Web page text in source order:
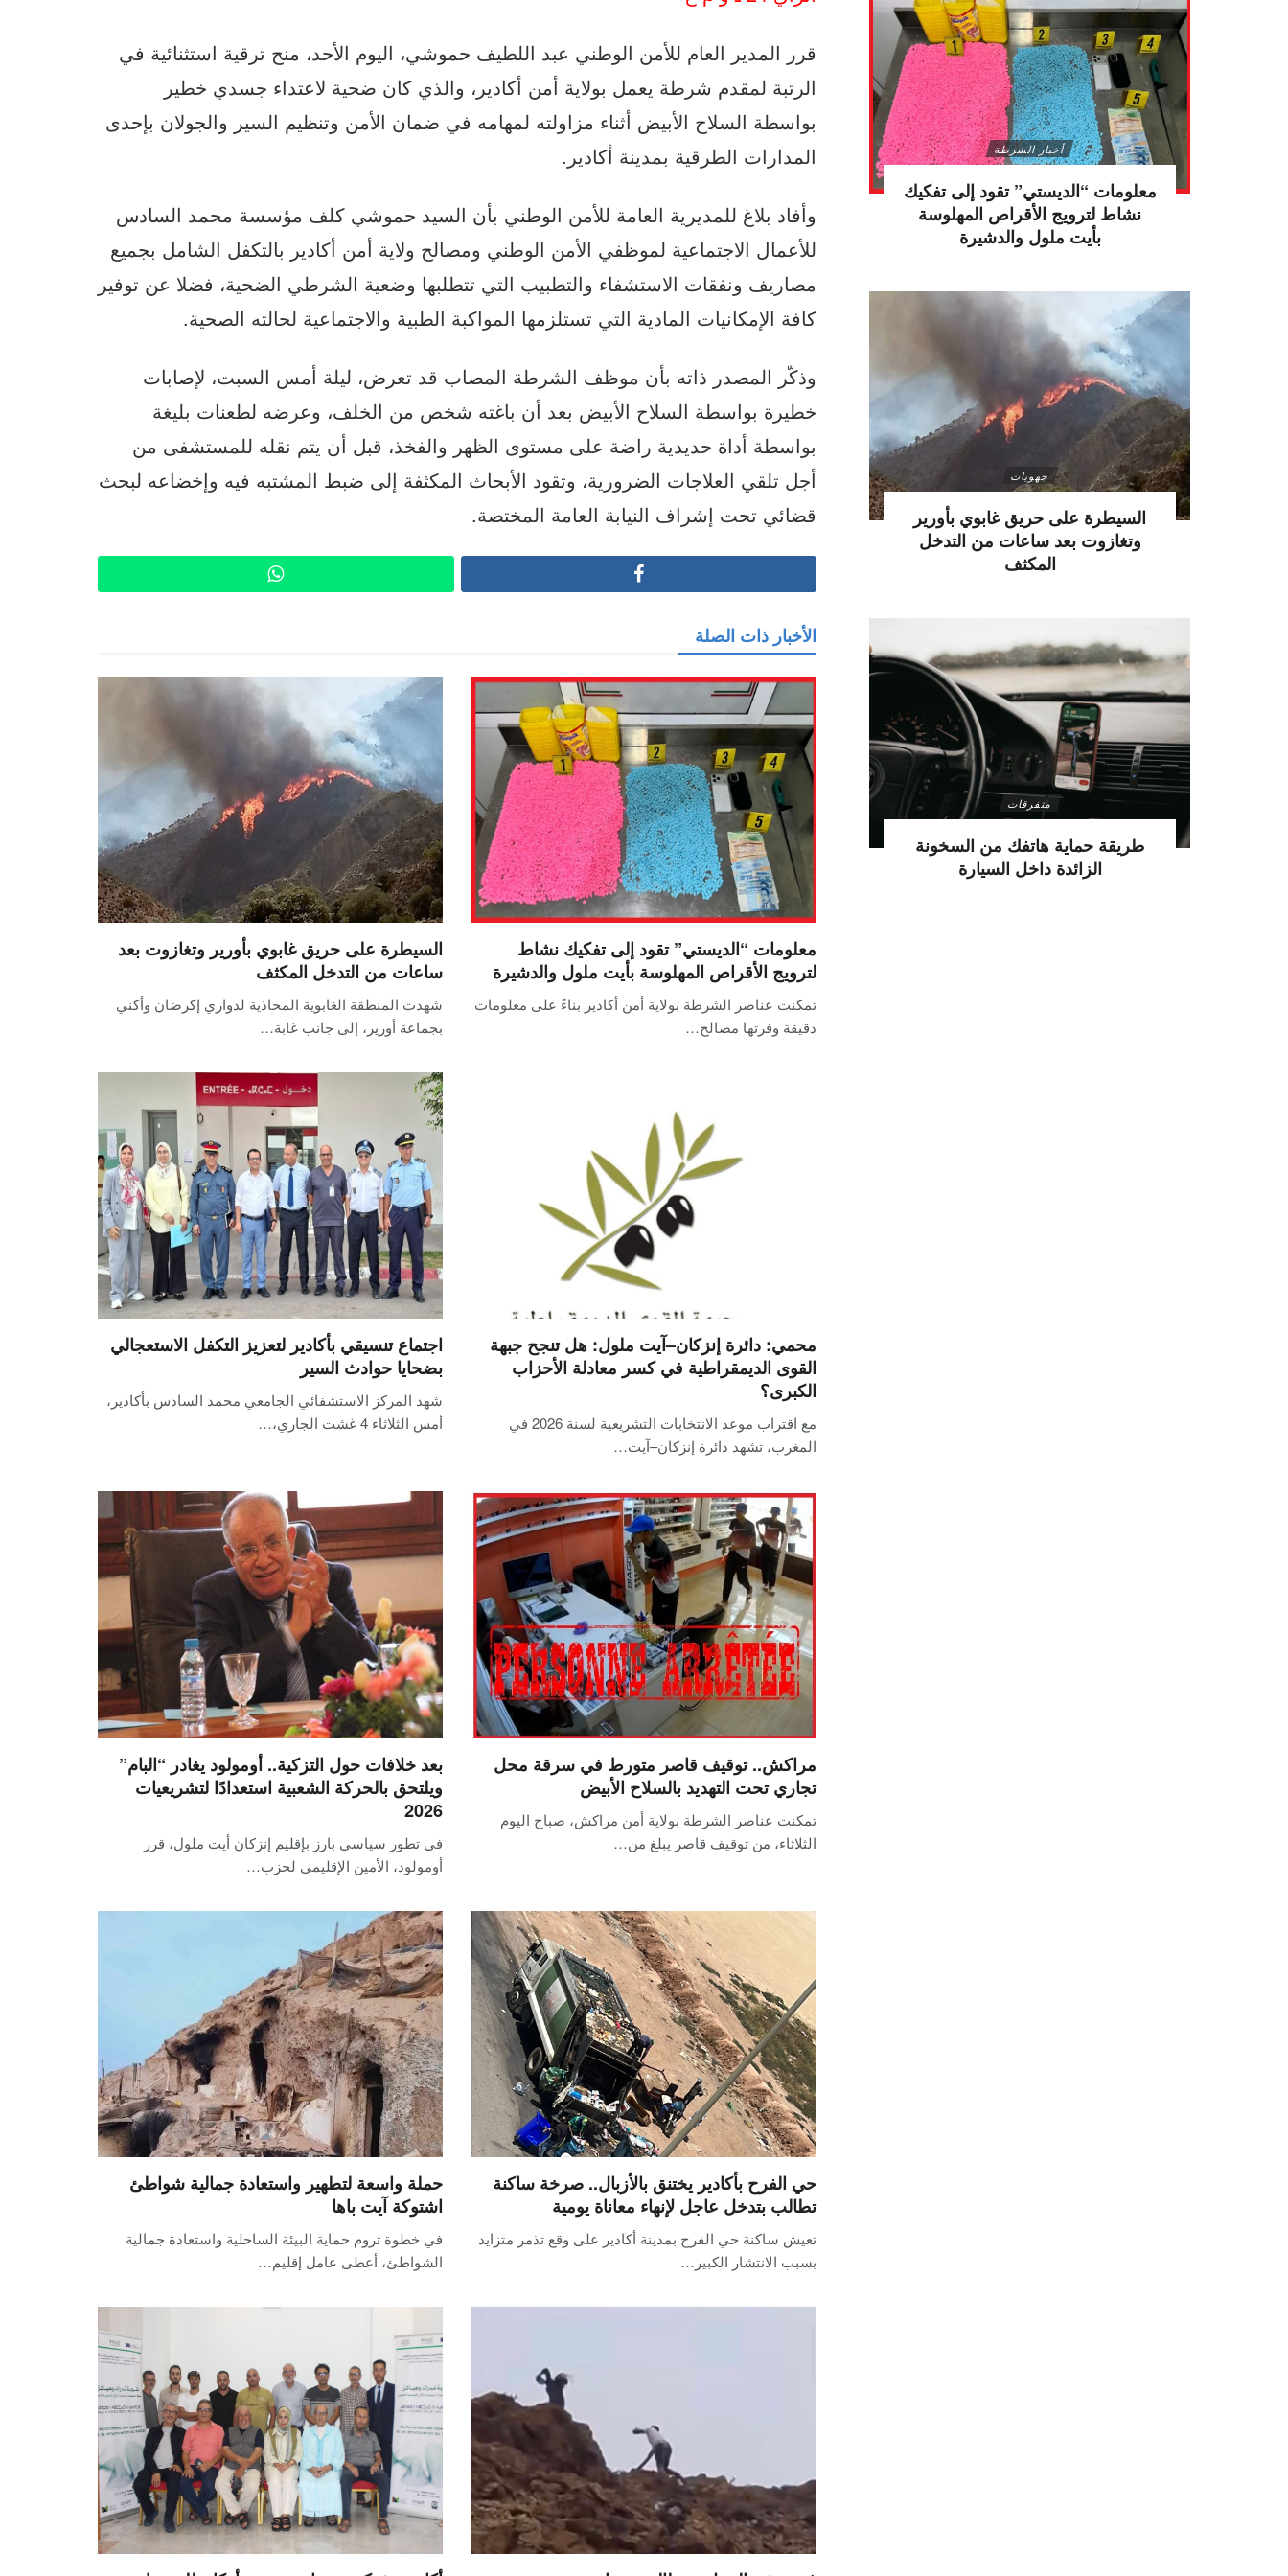
قرر المدير العام للأمن الوطني عبد اللطيف حموشي، اليوم الأحد، منح ترقية استثنائية في
الرتبة لمقدم شرطة يعمل بولاية أمن أكادير، والذي كان ضحية لاعتداء جسدي خطير
بواسطة السلاح الأبيض أثناء مزاولته لمهامه في ضمان الأمن وتنظيم السير والجولان بإحدى
المدارات الطرقية بمدينة أكادير.
وأفاد بلاغ للمديرية العامة للأمن الوطني بأن السيد حموشي كلف مؤسسة محمد السادس
للأعمال الاجتماعية لموظفي الأمن الوطني ومصالح ولاية أمن أكادير بالتكفل الشامل بجميع
مصاريف ونفقات الاستشفاء والتطبيب التي تتطلبها وضعية الشرطي الضحية، فضلا عن توفير
كافة الإمكانيات المادية التي تستلزمها المواكبة الطبية والاجتماعية لحالته الصحية.
وذكّر المصدر ذاته بأن موظف الشرطة المصاب قد تعرض، ليلة أمس السبت، لإصابات
خطيرة بواسطة السلاح الأبيض بعد أن باغته شخص من الخلف، وعرضه لطعنات بليغة
بواسطة أداة حديدية راضة على مستوى الظهر والفخذ، قبل أن يتم نقله للمستشفى من
أجل تلقي العلاجات الضرورية، وتقود الأبحاث المكثفة إلى ضبط المشتبه فيه وإخضاعه لبحث
قضائي تحت إشراف النيابة العامة المختصة.
الأخبار ذات الصلة
معلومات “الديستي” تقود إلى تفكيك نشاط
لترويج الأقراص المهلوسة بأيت ملول والدشيرة
تمكنت عناصر الشرطة بولاية أمن أكادير بناءً على معلومات
دقيقة وفرتها مصالح…
السيطرة على حريق غابوي بأورير وتغازوت بعد
ساعات من التدخل المكثف
شهدت المنطقة الغابوية المحاذية لدواري إكرضان وأكني
بجماعة أورير، إلى جانب غابة…
محمي: دائرة إنزكان–آيت ملول: هل تنجح جبهة
القوى الديمقراطية في كسر معادلة الأحزاب
الكبرى؟
مع اقتراب موعد الانتخابات التشريعية لسنة 2026 في
المغرب، تشهد دائرة إنزكان–آيت…
اجتماع تنسيقي بأكادير لتعزيز التكفل الاستعجالي
بضحايا حوادث السير
شهد المركز الاستشفائي الجامعي محمد السادس بأكادير،
أمس الثلاثاء 4 غشت الجاري،…
مراكش.. توقيف قاصر متورط في سرقة محل
تجاري تحت التهديد بالسلاح الأبيض
تمكنت عناصر الشرطة بولاية أمن مراكش، صباح اليوم
الثلاثاء، من توقيف قاصر يبلغ من…
بعد خلافات حول التزكية.. أومولود يغادر “البام”
ويلتحق بالحركة الشعبية استعدادًا لتشريعيات
2026
في تطور سياسي بارز بإقليم إنزكان أيت ملول، قرر
أومولود، الأمين الإقليمي لحزب…
حي الفرح بأكادير يختنق بالأزبال.. صرخة ساكنة
تطالب بتدخل عاجل لإنهاء معاناة يومية
تعيش ساكنة حي الفرح بمدينة أكادير على وقع تذمر متزايد
بسبب الانتشار الكبير…
حملة واسعة لتطهير واستعادة جمالية شواطئ
اشتوكة آيت باها
في خطوة تروم حماية البيئة الساحلية واستعادة جمالية
الشواطئ، أعطى عامل إقليم…
أخبار الشرطة
معلومات “الديستي” تقود إلى تفكيك
نشاط لترويج الأقراص المهلوسة
بأيت ملول والدشيرة
جهويات
السيطرة على حريق غابوي بأورير
وتغازوت بعد ساعات من التدخل
المكثف
متفرقات
طريقة حماية هاتفك من السخونة
الزائدة داخل السيارة